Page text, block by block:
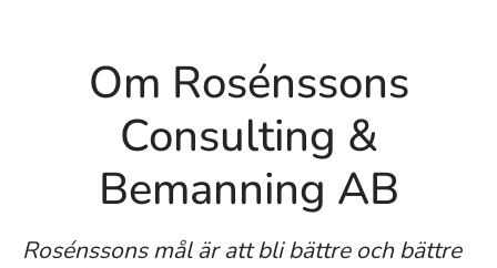
Om Rosénssons
Consulting &
Bemanning AB
Rosénssons mål är att bli bättre och bättre